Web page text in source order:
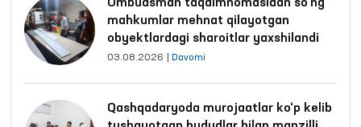
Ombudsman taqdimnomasidan so‘ng
mahkumlar mehnat qilayotgan
obyektlardagi sharoitlar yaxshilandi
03.08.2026 Davomi
Qashqadaryoda murojaatlar ko‘p kelib